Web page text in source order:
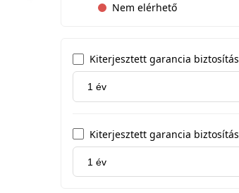
Nem elérhető
Kiterjesztett garancia biztosítás
Kiterjesztett garancia